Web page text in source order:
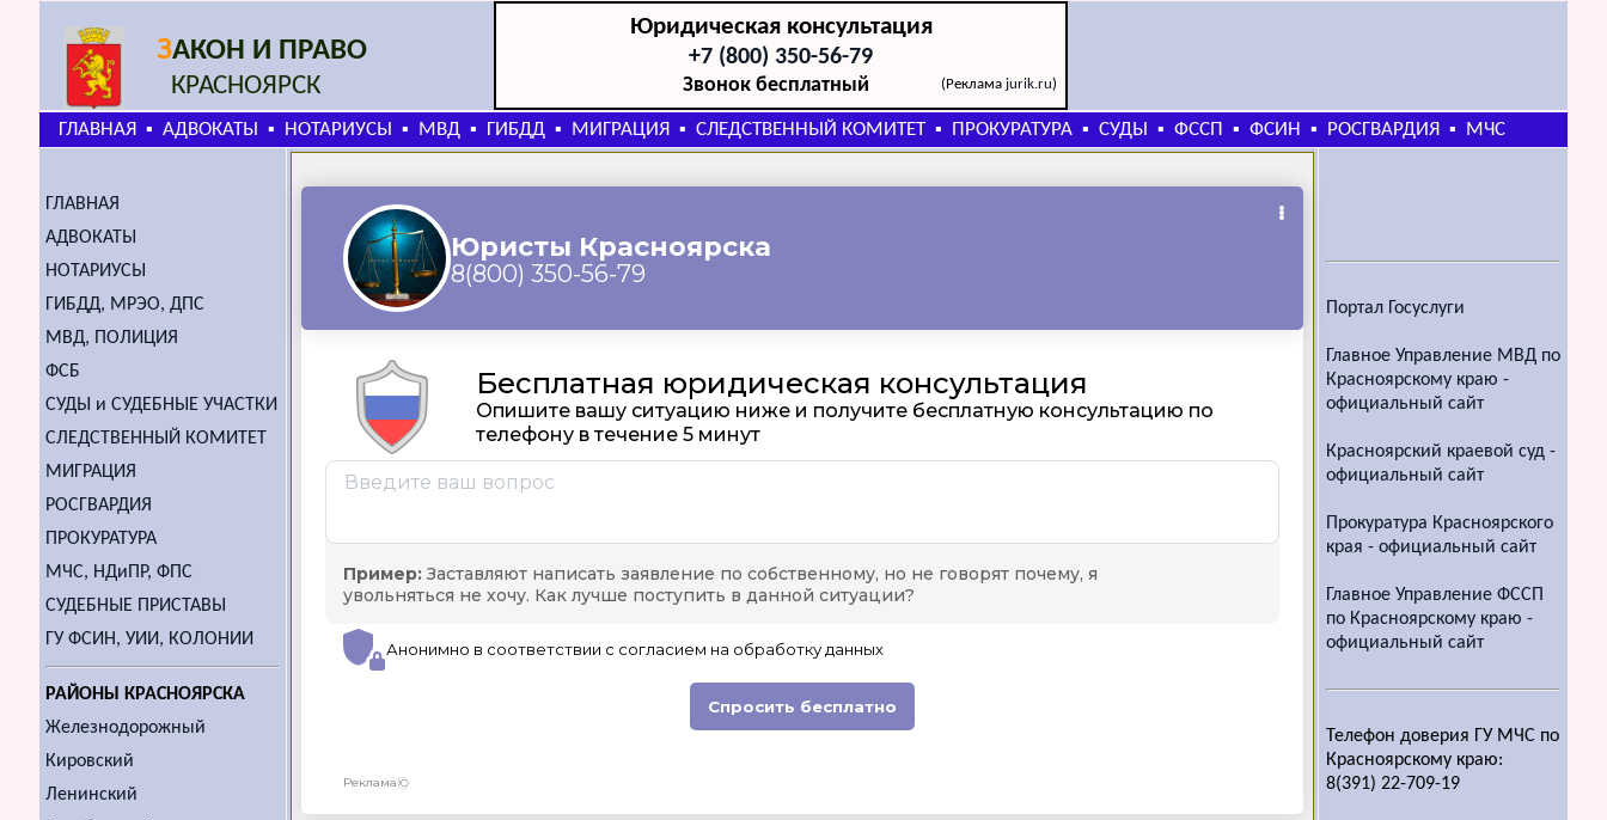
ЗАКОН И ПРАВО
КРАСНОЯРСК
Юридическая консультация
+7 (800) 350-56-79
Звонок бесплатный (Реклама jurik.ru)
ГЛАВНАЯ ▪ АДВОКАТЫ ▪ НОТАРИУСЫ ▪ МВД ▪ ГИБДД ▪ МИГРАЦИЯ ▪ СЛЕДСТВЕННЫЙ КОМИТЕТ ▪ ПРОКУРАТУРА ▪ СУДЫ ▪ ФССП ▪ ФСИН ▪ РОСГВАРДИЯ ▪ МЧС
ГЛАВНАЯ
АДВОКАТЫ
НОТАРИУСЫ
ГИБДД, МРЭО, ДПС
МВД, ПОЛИЦИЯ
ФСБ
СУДЫ и СУДЕБНЫЕ УЧАСТКИ
СЛЕДСТВЕННЫЙ КОМИТЕТ
МИГРАЦИЯ
РОСГВАРДИЯ
ПРОКУРАТУРА
МЧС, НДиПР, ФПС
СУДЕБНЫЕ ПРИСТАВЫ
ГУ ФСИН, УИИ, КОЛОНИИ
РАЙОНЫ КРАСНОЯРСКА
Железнодорожный
Кировский
Ленинский
Портал Госуслуги
Главное Управление МВД по
Красноярскому краю -
официальный сайт
Красноярский краевой суд -
официальный сайт
Прокуратура Красноярского
края - официальный сайт
Главное Управление ФССП
по Красноярскому краю -
официальный сайт
Телефон доверия ГУ МЧС по
Красноярскому краю:
8(391) 22-709-19